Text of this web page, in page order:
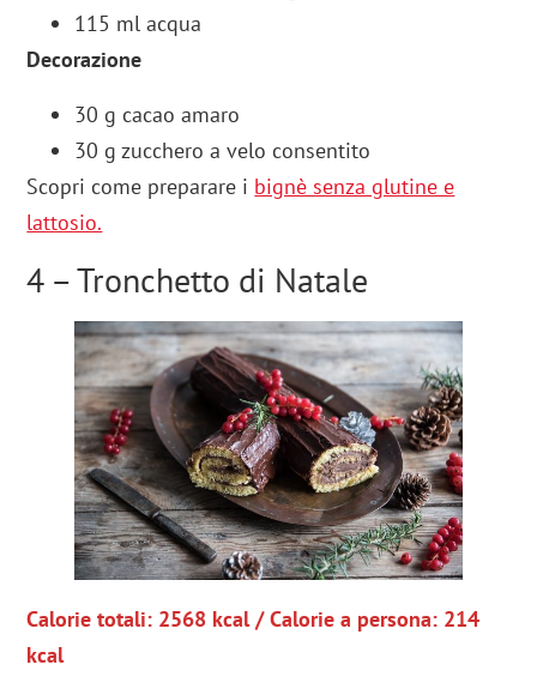
115 ml acqua
Decorazione
30 g cacao amaro
30 g zucchero a velo consentito
Scopri come preparare i bignè senza glutine e
lattosio.
4 – Tronchetto di Natale
Calorie totali: 2568 kcal / Calorie a persona: 214
kcal